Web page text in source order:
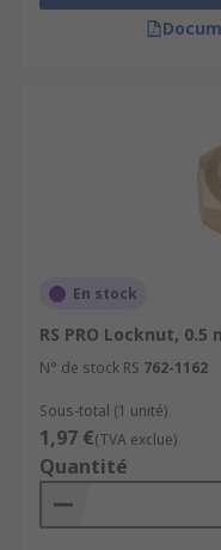
En stock
RS PRO Locknut, 0.5
N° de stock RS 762-1162
Sous-total (1 unité)
1,97 €(TVA exclue)
Quantité